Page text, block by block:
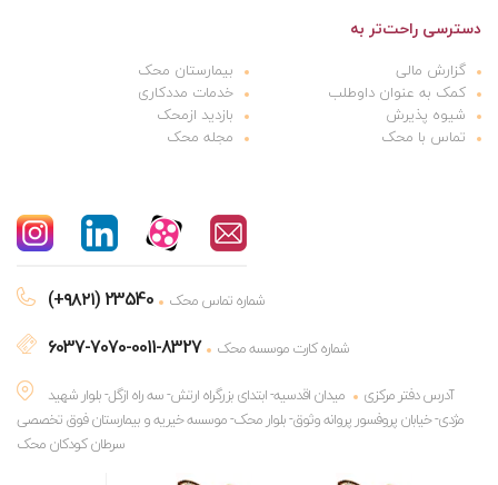
دسترسی راحت‌تر به
گزارش مالی
بیمارستان محک
کمک به عنوان داوطلب
خدمات مددکاری
شیوه پذیرش
بازدید ازمحک
تماس با محک
مجله محک
(+۹۸۲۱) 23540 شماره تماس محک
6037-7070-0011-8327
شماره کارت موسسه محک
آدرس دفتر مرکزی
میدان اقدسیه- ابتدای بزرگراه ارتش- سه راه ازگل- بلوار شهید
مژدی- خیابان پروفسور پروانه وثوق- بلوار محک- موسسه خیریه و بیمارستان فوق تخصصی
سرطان کودکان محک